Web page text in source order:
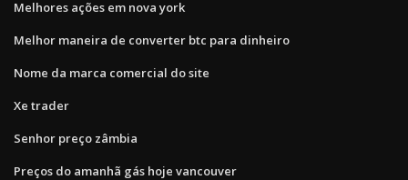
Melhores ações em nova york
Melhor maneira de converter btc para dinheiro
Nome da marca comercial do site
Xe trader
Senhor preço zâmbia
Preços do amanhã gás hoje vancouver